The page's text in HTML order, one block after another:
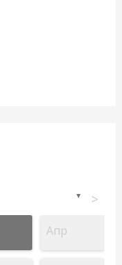
▼ >
Апр